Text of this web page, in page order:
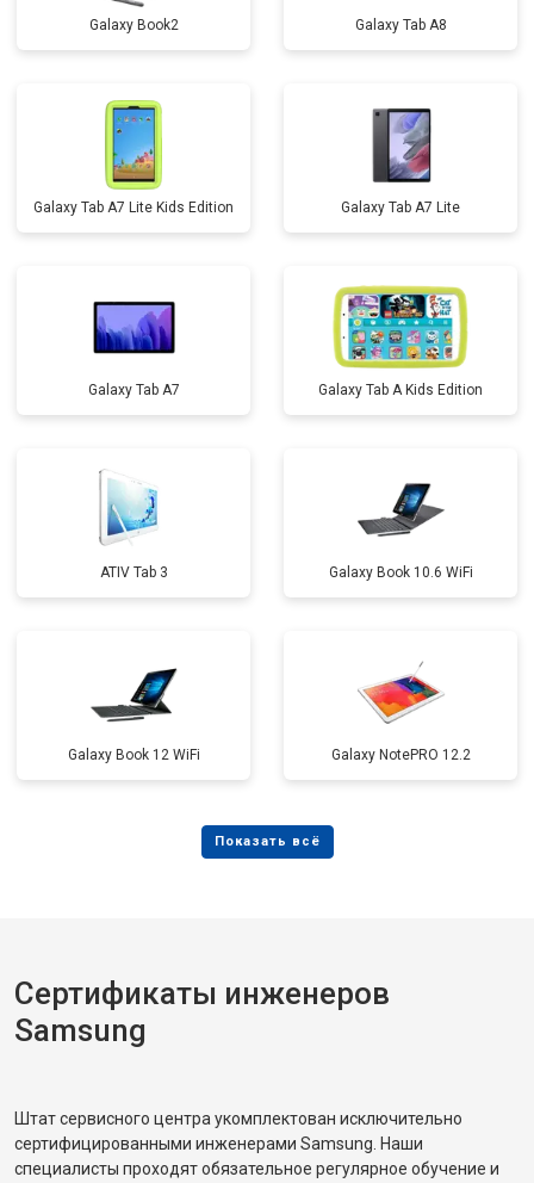
Galaxy Book2 Galaxy Tab A8
Galaxy Tab A7 Lite Kids Edition Galaxy Tab A7 Lite
Galaxy Tab A7 Galaxy Tab A Kids Edition
ATIV Tab 3 Galaxy Book 10.6 WiFi
Galaxy Book 12 WiFi Galaxy NotePRO 12.2
Сертификаты инженеров
Samsung
Штат сервисного центра укомплектован исключительно
сертифицированными инженерами Samsung. Наши
специалисты проходят обязательное регулярное обучение и